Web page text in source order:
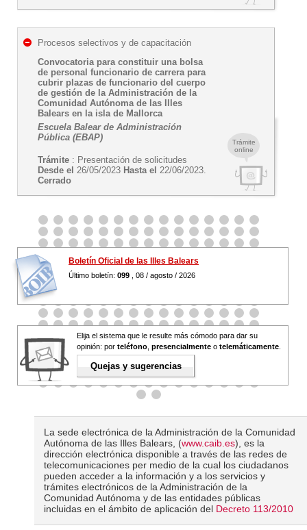
Trámite
online
Procesos selectivos y de capacitación
Convocatoria para constituir una bolsa
de personal funcionario de carrera para
cubrir plazas de funcionario del cuerpo
de gestión de la Administración de la
Comunidad Autónoma de las Illes
Balears en la isla de Mallorca
Escuela Balear de Administración
Pública (EBAP)
Trámite : Presentación de solicitudes
Desde el 26/05/2023 Hasta el 22/06/2023.
Cerrado
Boletín Oficial de las Illes Balears
Último boletín: 099 , 08 / agosto / 2026
Elija el sistema que le resulte más cómodo para dar su
opinión: por teléfono presencialmente o telemáticamente
Quejas y sugerencias
La sede electrónica de la Administración de la Comunidad
Autónoma de las Illes Balears, (www.caib.es), es la
dirección electrónica disponible a través de las redes de
telecomunicaciones per medio de la cual los ciudadanos
pueden acceder a la información y a los servicios y
trámites electrónicos de la Administración de la
Comunidad Autónoma y de las entidades públicas
incluidas en el ámbito de aplicación del Decreto 113/2010